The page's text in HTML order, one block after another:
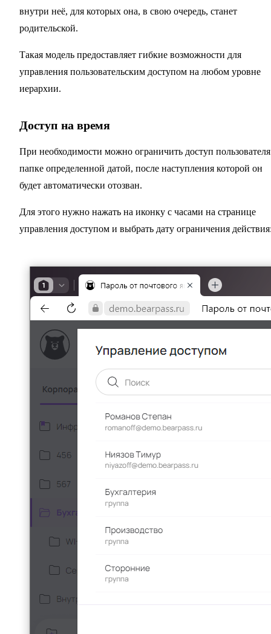
внутри неё, для которых она, в свою очередь, станет
родительской.
Такая модель предоставляет гибкие возможности для
управления пользовательским доступом на любом уровне
иерархии.
Доступ на время
При необходимости можно ограничить доступ
папке определенной датой, после наступления которой он
будет автоматически отозван.
Для этого нужно нажать на иконку с часами на странице
управления доступом и выбрать дату ограничения